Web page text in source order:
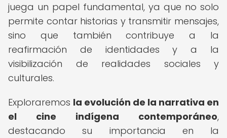
juega un papel fundamental, ya que no solo
permite contar historias y transmitir mensajes,
sino que también contribuye a la
reafirmación de identidades y a la
visibilización de realidades sociales y
culturales.
Exploraremos la evolución de la narrativa en
el cine indígena contemporáneo,
destacando su importancia en la